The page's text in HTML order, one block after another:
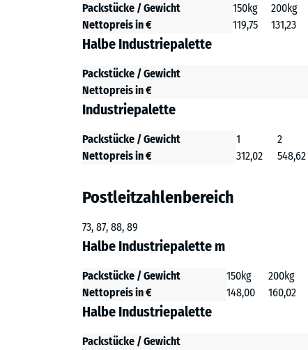
Packstücke / Gewicht 150kg 200kg
Nettopreis in €
119,75 131,23
Halbe Industriepalette
Packstücke / Gewicht
Nettopreis in €
Industriepalette
Packstücke / Gewicht 1 2
Nettopreis in €
312,02 548,62
Postleitzahlenbereich
73, 87, 88, 89
Halbe Industriepalette m
Packstücke / Gewicht 150kg 200kg
Nettopreis in €
148,00 160,02
Halbe Industriepalette
Packstücke / Gewicht